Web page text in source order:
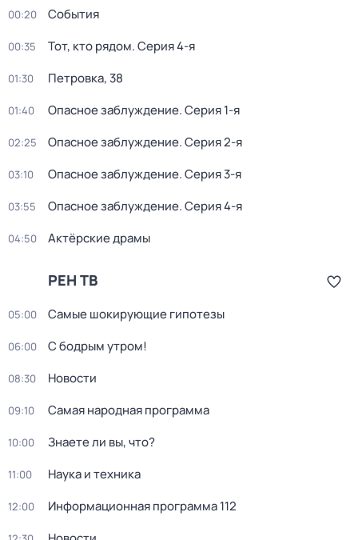
00:20 События
00:35 Тот, кто рядом. Серия 4-я
01:30 Петровка, 38
01:40 Опасное заблуждение. Серия 1-я
02:25 Опасное заблуждение. Серия 2-я
03:10 Опасное заблуждение. Серия 3-я
03:55 Опасное заблуждение. Серия 4-я
04:50 Актёрские драмы
РЕН ТВ
05:00 Самые шoкиpующие гипотезы
06:00 С бодрым утром!
08:30 Новости
09:10 Самая народная программа
10:00 Знаете ли вы, что?
11:00 Hаука и теxника
12:00 Информационная программа 112